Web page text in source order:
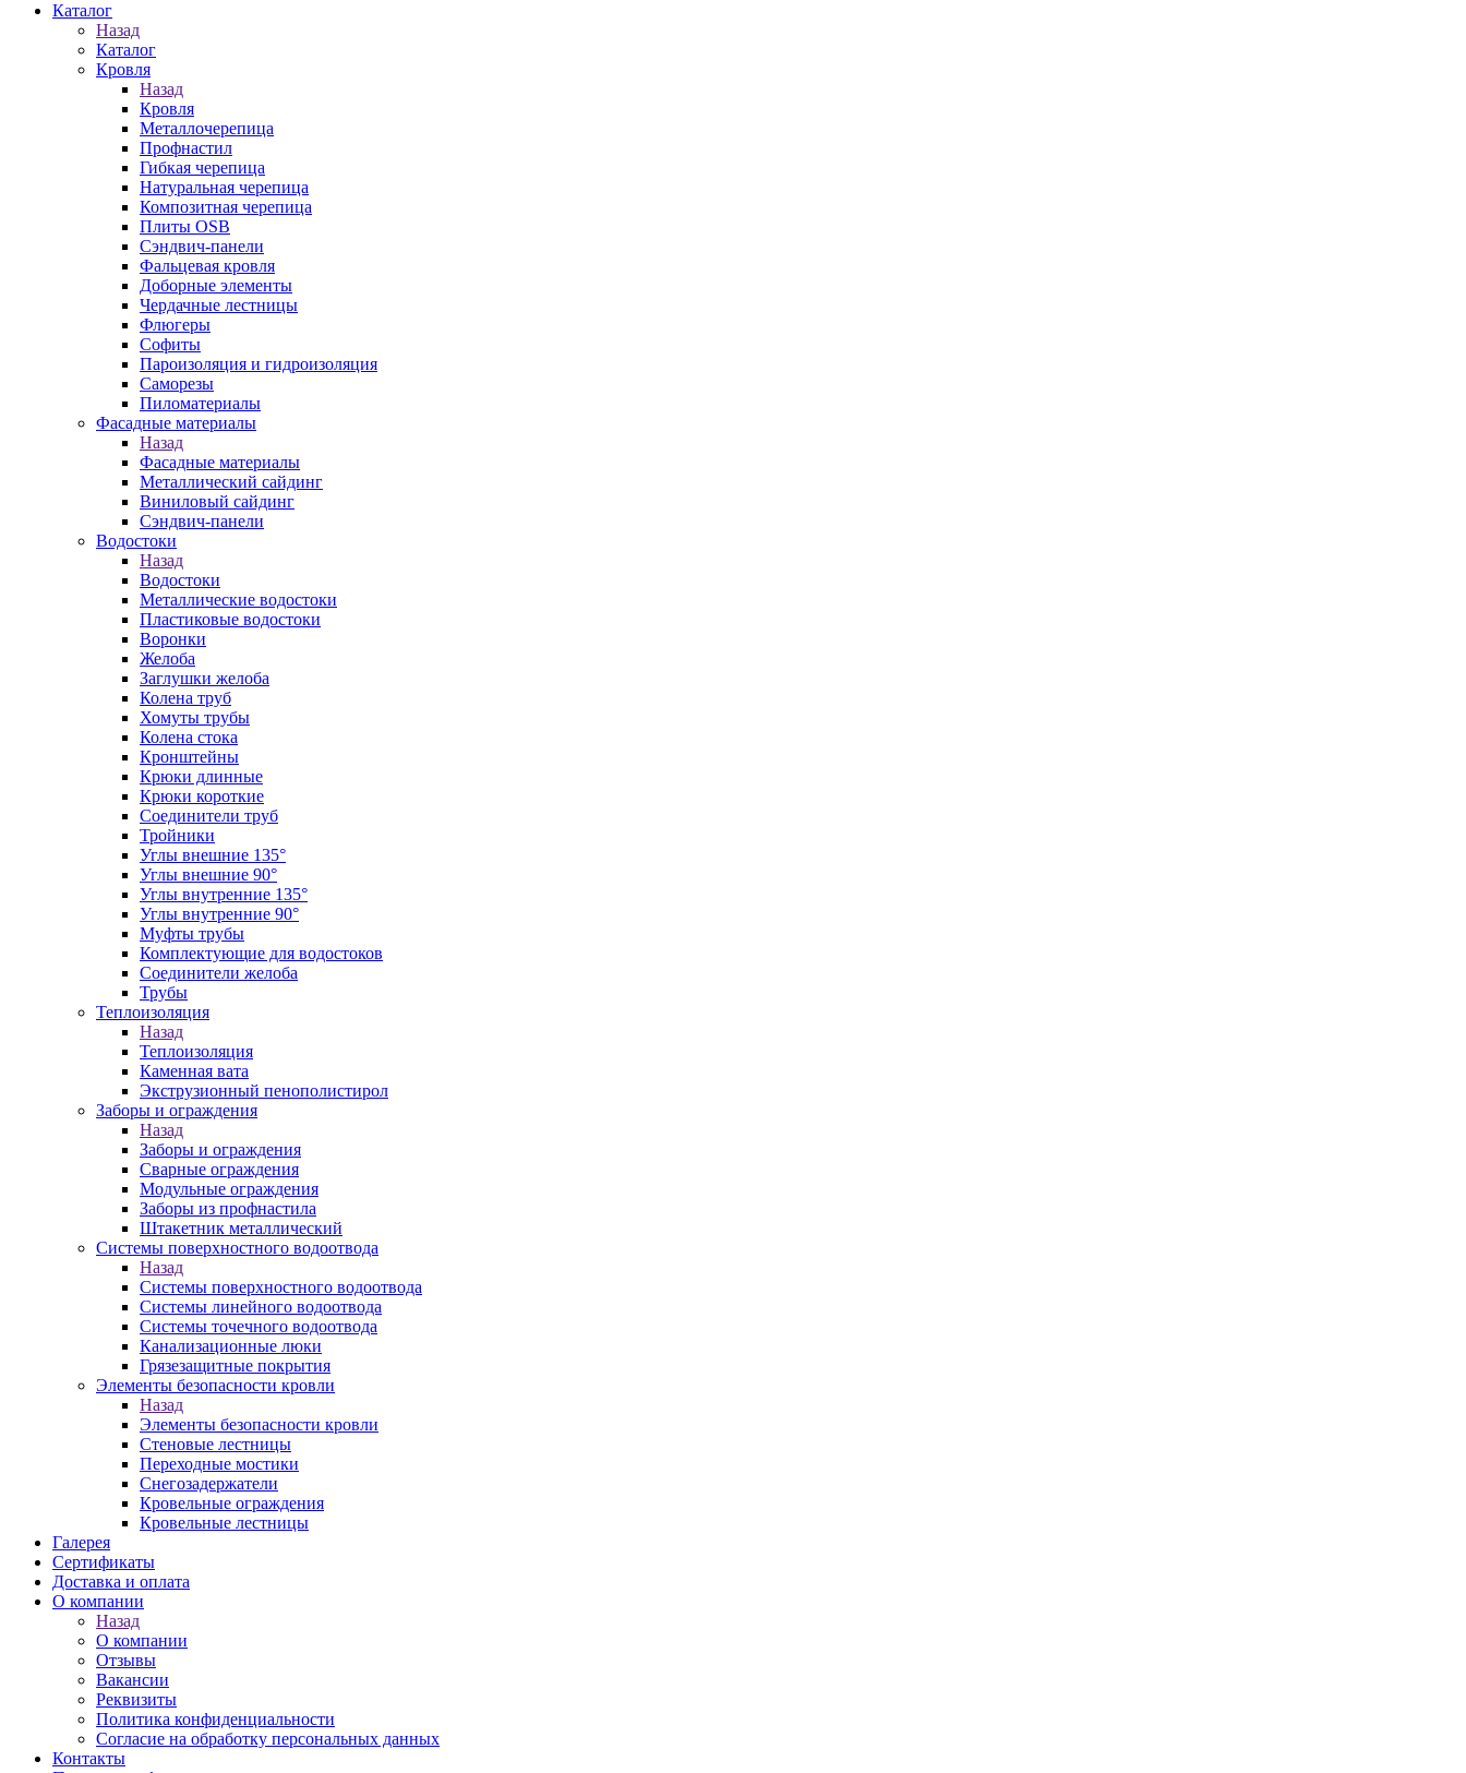
Каталог
Назад
Каталог
Кровля
Назад
Кровля
Металлочерепица
Профнастил
Гибкая черепица
Натуральная черепица
Композитная черепица
Плиты OSB
Сэндвич-панели
Фальцевая кровля
Доборные элементы
Чердачные лестницы
Флюгеры
Софиты
Пароизоляция и гидроизоляция
Саморезы
Пиломатериалы
Фасадные материалы
Назад
Фасадные материалы
Металлический сайдинг
Виниловый сайдинг
Сэндвич-панели
Водостоки
Назад
Водостоки
Металлические водостоки
Пластиковые водостоки
Воронки
Желоба
Заглушки желоба
Колена труб
Хомуты трубы
Колена стока
Кронштейны
Крюки длинные
Крюки короткие
Соединители труб
Тройники
Углы внешние 135°
Углы внешние 90°
Углы внутренние 135°
Углы внутренние 90°
Муфты трубы
Комплектующие для водостоков
Соединители желоба
Трубы
Теплоизоляция
Назад
Теплоизоляция
Каменная вата
Экструзионный пенополистирол
Заборы и ограждения
Назад
Заборы и ограждения
Сварные ограждения
Модульные ограждения
Заборы из профнастила
Штакетник металлический
Системы поверхностного водоотвода
Назад
Системы поверхностного водоотвода
Системы линейного водоотвода
Системы точечного водоотвода
Канализационные люки
Грязезащитные покрытия
Элементы безопасности кровли
Назад
Элементы безопасности кровли
Стеновые лестницы
Переходные мостики
Снегозадержатели
Кровельные ограждения
Кровельные лестницы
Галерея
Сертификаты
Доставка и оплата
О компании
Назад
О компании
Отзывы
Вакансии
Реквизиты
Политика конфиденциальности
Согласие на обработку персональных данных
Контакты